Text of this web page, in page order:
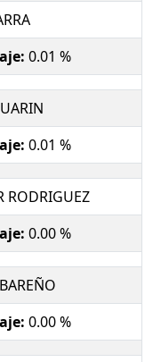
0.01 %
0.01 %
RODRIGUEZ
0.00 %
0.00 %